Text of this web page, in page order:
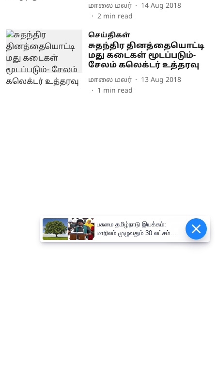
மாலை மலர்
14 Aug 2018
2 min read
செய்திகள்
சுதந்திர தினத்தையொட்டி
மது கடைகள் மூடப்படும்-
சேலம் கலெக்டர் உத்தரவு
மாலை மலர்
13 Aug 2018
1 min read
Epaper
பசுமை தமிழ்நாடு இயக்கம்:
மாநிலம் முழுவதும் 30 லட்சம்
மரக்கன்றுகள் நடும் பிரம்மாண்ட